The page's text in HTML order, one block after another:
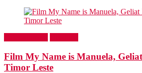
Film My Name is Manuela,
Timor Leste